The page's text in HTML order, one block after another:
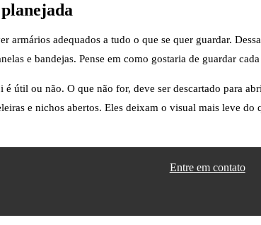
armários adequados a tudo o que se quer guardar.
e bandejas. Pense em como gostaria de guardar
útil ou não. O que não for, deve ser descartado para
e nichos abertos. Eles deixam o visual mais leve do
Entre em contato